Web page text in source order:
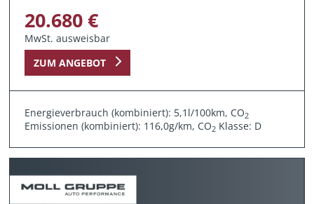
20.680 €
MwSt. ausweisbar
ZUM ANGEBOT
Energieverbrauch (kombiniert): 5,1l/100km, CO2
Emissionen (kombiniert): 116,0g/km, CO2 Klasse: D